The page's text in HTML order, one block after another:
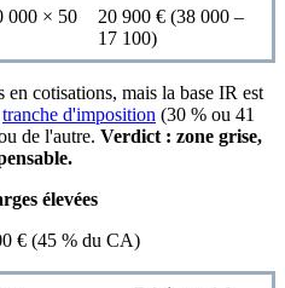
000 × 50
20 900 € (38 000 –
17 100)
cotisations, mais la base IR est
tranche d'imposition (30 % ou 41
de l'autre. Verdict : zone grise,
élevées
€ (45 % du CA)